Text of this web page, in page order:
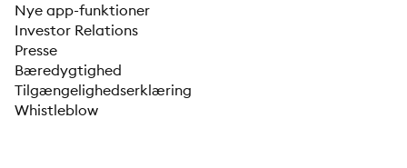
Nye app-funktioner
Investor Relations
Presse
Bæredygtighed
Tilgængelighedserklæring
Whistleblow